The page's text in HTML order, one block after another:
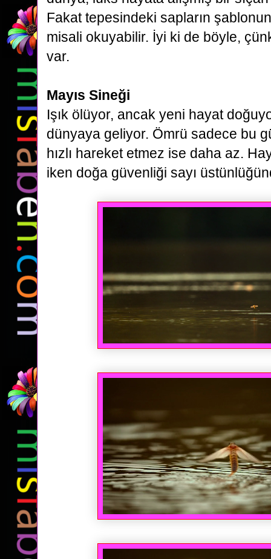
Fakat tepesindeki sapların
misali okuyabilir. İyi ki de böyle,
var.
Mayıs Sineği
Işık ölüyor, ancak yeni hayat
dünyaya geliyor. Ömrü sadece bu
hızlı hareket etmez ise daha az.
iken doğa güvenliği sayı